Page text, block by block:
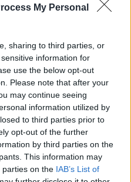
My Personal
sharing to third parties, or
information for
use the below opt-out
Please note that after your
may continue seeing
information utilized by
to third parties prior to
opt-out of the further
by third parties on the
This information may
parties on the IAB’s List of
tartják az